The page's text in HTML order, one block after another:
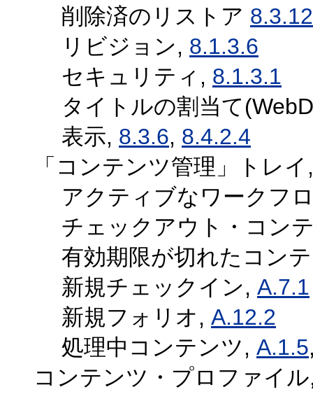
削除済のリストア
リビジョン, 8.1.3.6
セキュリティ, 8.1.3.1
タイトルの割当て
表示, 8.3.6, 8.4.2.4
「コンテンツ管理」トレ
アクティブなワークフ
チェックアウト・コン
有効期限が切れたコン
新規チェックイン, A.7.1
新規フォリオ, A.12.2
処理中コンテンツ, A.1.5
コンテンツ・プロファイ